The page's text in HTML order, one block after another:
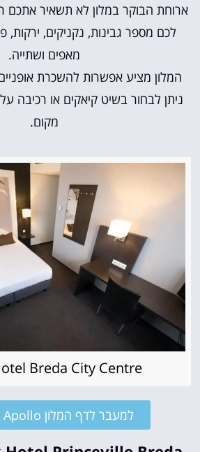
ארוחת הבוקר במלון לא תשאיר אתכם
לכם מספר גבינות, נקניקים, ירקות,
מאפים ושתייה.
המלון מציע אפשרות להשכרת
ניתן לבחור בשיט קיאקים או רכיבה
מקום.‬
Breda City Centre
למעבר לדף המלון Apollo לחצו כאן!